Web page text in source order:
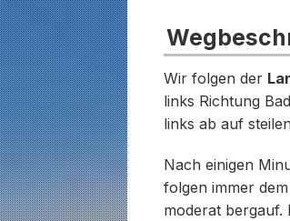
Wir folgen der
links Richtung
links ab auf steilen
Nach einigen
folgen immer dem
moderat bergauf.